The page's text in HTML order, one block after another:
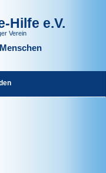
Hilfe e.V.
Verein